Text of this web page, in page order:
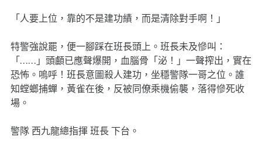
「人要上位，靠的不是建功績，而是清除對手啊！」
特警強說罷，便一腳踩在班長頭上。班長未及慘叫：
「……」頭顱已應聲爆開，血腦骨「泌！」一聲搾出，實在
恐怖。嗚呼！班長意圖殺人建功，坐穩警隊一哥之位。誰
知螳螂捕蟬，黃雀在後，反被同僚乘機偷襲，落得慘死收
場。
警隊 西九龍總指揮 班長 下台。